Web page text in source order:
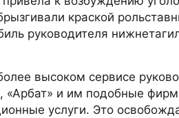
краской
руководителя
высоком сервисе
«Арбат» и им подобные
услуги. Это